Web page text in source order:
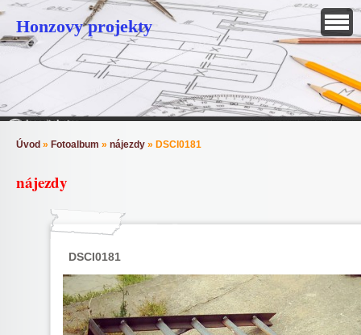
Honzovy projekty
Úvod » Fotoalbum » nájezdy » DSCI0181
nájezdy
DSCI0181